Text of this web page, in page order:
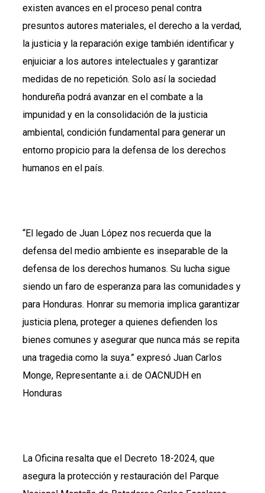
existen avances en el proceso penal contra
presuntos autores materiales, el derecho a la verdad,
la justicia y la reparación exige también identificar y
enjuiciar a los autores intelectuales y garantizar
medidas de no repetición. Solo así la sociedad
hondureña podrá avanzar en el combate a la
impunidad y en la consolidación de la justicia
ambiental, condición fundamental para generar un
entorno propicio para la defensa de los derechos
humanos en el país.
“El legado de Juan López nos recuerda que la
defensa del medio ambiente es inseparable de la
defensa de los derechos humanos. Su lucha sigue
siendo un faro de esperanza para las comunidades y
para Honduras. Honrar su memoria implica garantizar
justicia plena, proteger a quienes defienden los
bienes comunes y asegurar que nunca más se repita
una tragedia como la suya.” expresó Juan Carlos
Monge, Representante a.i. de OACNUDH en
Honduras
La Oficina resalta que el Decreto 18-2024, que
asegura la protección y restauración del Parque